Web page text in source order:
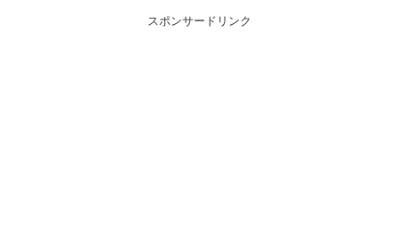
スポンサードリンク